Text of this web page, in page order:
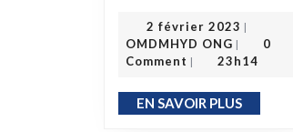
2 février 2023 2 février 2023
|
OMDMHYD ONG
OMDMHYD ONG
|
0
Comment | 23h14
EN SAVOIR PLUSEN SAVOIR PLUS